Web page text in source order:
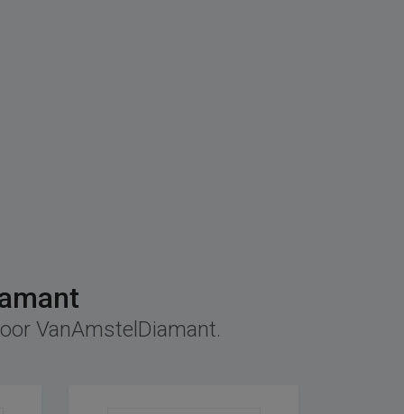
VanAmstelDiamant.